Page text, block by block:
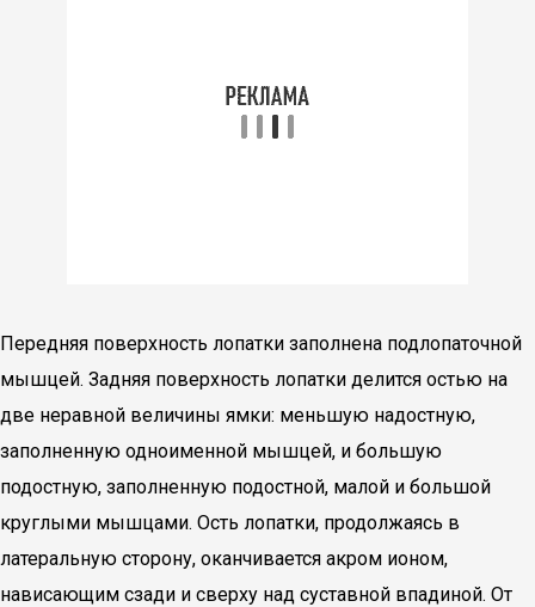
Передняя поверхность лопатки заполнена подлопаточной
мышцей. Задняя поверхность лопатки делится остью на
две неравной величины ямки: меньшую надостную,
заполненную одноименной мышцей, и большую
подостную, заполненную подостной, малой и большой
круглыми мышцами. Ость лопатки, продолжаясь в
латеральную сторону, оканчивается акром ионом,
нависающим сзади и сверху над суставной впадиной. От